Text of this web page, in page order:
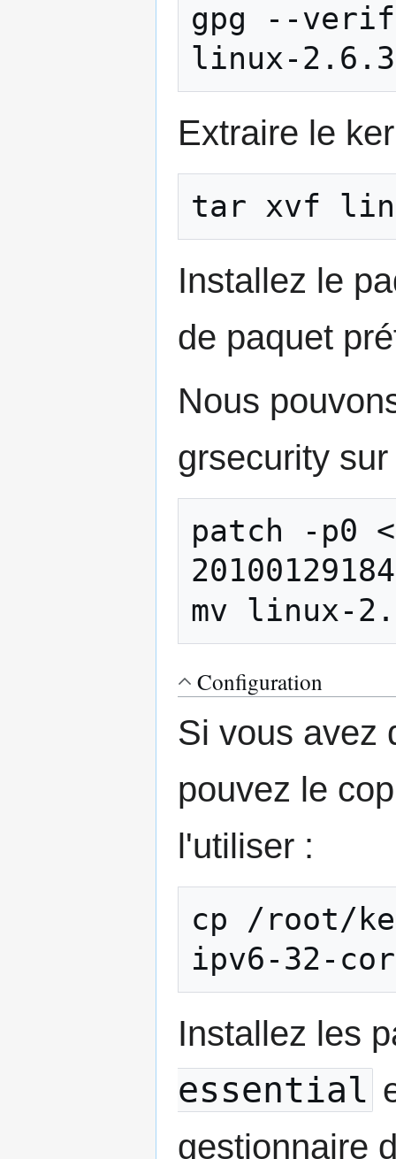
gpg --
Extraire le
Installez le
de paquet
Nous
grsecurity
patch -p0
Configuration
Si vous avez
pouvez le
l'utiliser :
cp /root/
Installez les
essential
gestionnaire